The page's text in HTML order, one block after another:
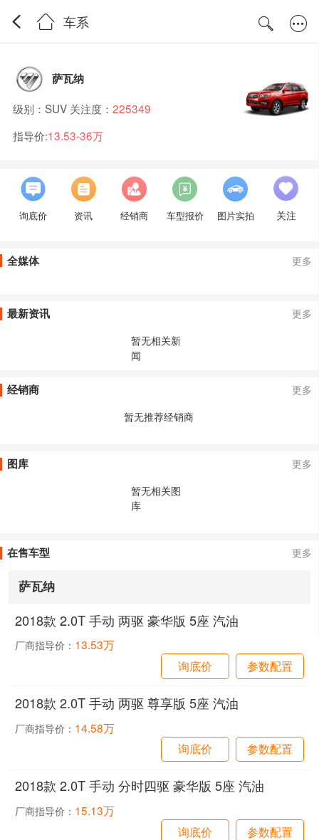
车系
萨瓦纳
级别：SUV 关注度： 225349
指导价:13.53-36万
询底价 资讯 经销商 车型报价 图片实拍 关注
全媒体 更多
最新资讯
更多
暂无相关新
闻
经销商
更多
暂无推荐经销商
图库
更多
暂无相关图
库
在售车型 更多
萨瓦纳
2018款 2.0T 手动 两驱 豪华版 5座 汽油
厂商指导价： 13.53万
询底价
参数配置
2018款 2.0T 手动 两驱 尊享版 5座 汽油
厂商指导价： 14.58万
询底价
参数配置
2018款 2.0T 手动 分时四驱 豪华版 5座 汽油
厂商指导价： 15.13万
询底价
参数配置